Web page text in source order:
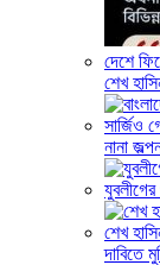
দেশে
শেখ
সার্জিও
নানা
শেখ
দাবিতে